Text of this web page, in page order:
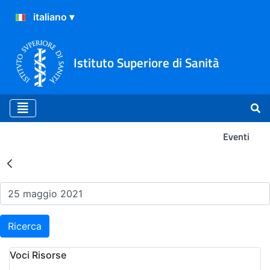
Istituto Superiore di Sanità
Eventi
Risultati della Ricerca -
Ricerca
Voci Risorse